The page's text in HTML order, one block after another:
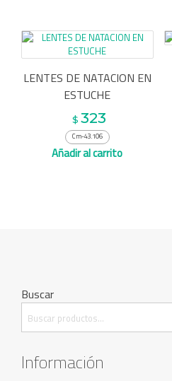
LENTES DE NATACION EN
ESTUCHE
$ 323
Cm-43.106
Añadir al carrito
Buscar
Información